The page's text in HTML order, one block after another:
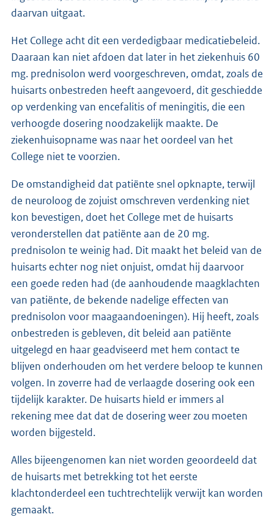
daarvan uitgaat.
Het College acht dit een verdedigbaar medicatiebeleid.
Daaraan kan niet afdoen dat later in het ziekenhuis 60
mg. prednisolon werd voorgeschreven, omdat, zoals de
huisarts onbestreden heeft aangevoerd, dit geschiedde
op verdenking van encefalitis of meningitis, die een
verhoogde dosering noodzakelijk maakte. De
ziekenhuisopname was naar het oordeel van het
College niet te voorzien.
De omstandigheid dat patiënte snel opknapte, terwijl
de neuroloog de zojuist omschreven verdenking niet
kon bevestigen, doet het College met de huisarts
veronderstellen dat patiënte aan de 20 mg.
prednisolon te weinig had. Dit maakt het beleid van de
huisarts echter nog niet onjuist, omdat hij daarvoor
een goede reden had (de aanhoudende maagklachten
van patiënte, de bekende nadelige effecten van
prednisolon voor maagaandoeningen). Hij heeft, zoals
onbestreden is gebleven, dit beleid aan patiënte
uitgelegd en haar geadviseerd met hem contact te
blijven onderhouden om het verdere beloop te kunnen
volgen. In zoverre had de verlaagde dosering ook een
tijdelijk karakter. De huisarts hield er immers al
rekening mee dat dat de dosering weer zou moeten
worden bijgesteld.
Alles bijeengenomen kan niet worden geoordeeld dat
de huisarts met betrekking tot het eerste
klachtonderdeel een tuchtrechtelijk verwijt kan worden
gemaakt.